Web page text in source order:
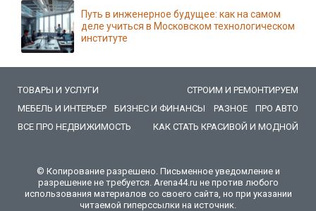
Путь в инженерное будущее: как на самом
деле учиться в Московском технологическом
институте
ТОВАРЫ И УСЛУГИ
СТРОИМ И РЕМОНТИРУЕМ
МЕБЕЛЬ И ИНТЕРЬЕР
БИЗНЕС И ФИНАНСЫ РАЗНОЕ
ПРО АВТО
ВСЕ ПРО НЕДВИЖИМОСТЬ
КАК СТАТЬ КРАСИВОЙ И МОДНОЙ
© Копирование разрешено. Письменное уведомление и
разрешение не требуется. Arena44.ru не против любого
использования материалов со своего сайта, но при указании
читаемой гиперссылки на источник.